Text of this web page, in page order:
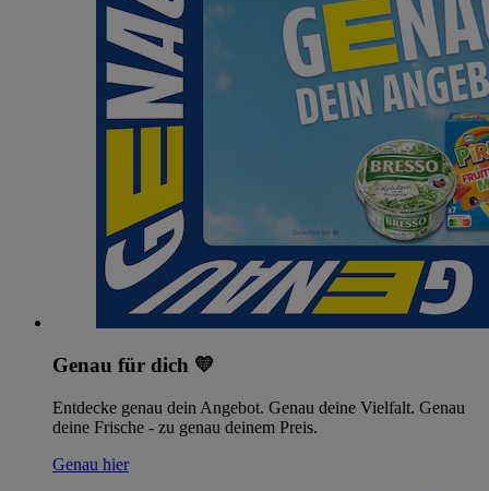
Genau für dich 💛
Entdecke genau dein Angebot. Genau deine Vielfalt. Genau
deine Frische - zu genau deinem Preis.
Genau hier